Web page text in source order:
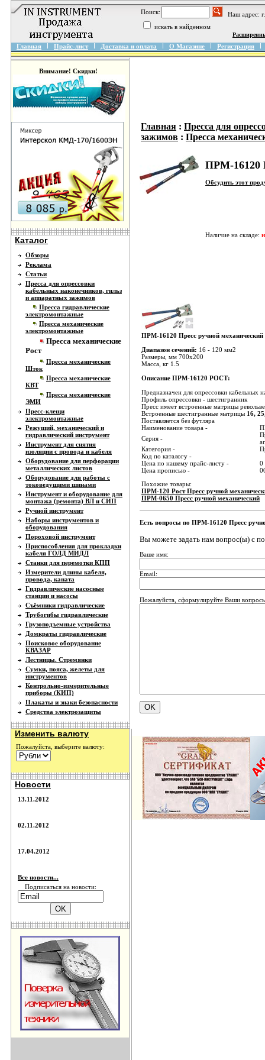
Поиск:
Наш адрес:
искать в найденном
Главная Прайс-лист Доставка и оплата О Магазине Регистрация
Внимание! Скидки!
Каталог
Обзоры
Реклама
Статьи
Пресса для опрессовки
кабельных наконечников, гильз
и аппаратных зажимов
Пресса гидравлические
электромонтажные
Пресса механические
электромонтажные
Пресса механические
Рост
Пресса механические
Шток
Пресса механические
КВТ
Пресса механические
ЭМИ
Пресс-клещи
электромонтажные
Режущий, механический и
гидравлический инструмент
Инструмент для снятия
изоляции с провода и кабеля
Оборудование для перфорации
металлических листов
Оборудование для работы с
токоведущими шинами
Инструмент и оборудование для
монтажа (ремонта) ВЛ и СИП
Ручной инструмент
Наборы инструментов и
оборудования
Пороховой инструмент
Приспособления для прокладки
кабеля ГОЛД МИДЛ
Станки для перемотки КПП
Измерители длины кабеля,
провода, каната
Гидравлические насосные
станции и насосы
Съёмники гидравлические
Трубогибы гидравлические
Грузоподъемные устройства
Домкраты гидравлические
Поисковое оборудование
КВАЗАР
Лестницы. Стремянки
Сумки, пояса, желеты для
инструментов
Контрольно-измерительные
приборы (КИП)
Плакаты и знаки безопасности
Средства электрозащиты
Изменить валюту
Пожалуйста, выберите валюту:
Новости
13.11.2012
02.11.2012
17.04.2012
Все новости...
Подписаться на новости:
Главная : Пресса для
зажимов : Пресса
ПРМ-16120
Обсудить этот
Наличие на складе:
ПРМ-16120 Пресс ручной
Диапазон сечений: 16 - 120 мм2
Размеры, мм 700х200
Масса, кг 1.5
Описание ПРМ-16120 РОСТ:
Предназначен для опрессовки кабельных
Профиль опрессовки - шестигранник
Пресс имеет встроенные матрицы
Встроенные шестигранные матрицы 16,
Поставляется без футляра
Наименование товара -
Серия -
Категория -
Код по каталогу -
Цена по нашему прайс-листу -
0
Цена прописью -
Похожие товары:
ПРМ-120 Рост Пресс ручной
ПРМ-0650 Пресс ручной механический
Есть вопросы по ПРМ-16120 Пресс
Вы можете задать нам вопрос(ы) с
Ваше имя:
Email:
Пожалуйста, сформулируйте Ваши